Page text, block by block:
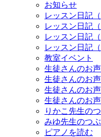
お知らせ
レッスン日記
レッスン日記（
レッスン日記
レッスン日記
教室イベント
生徒さんのお
生徒さんのお声
生徒さんのお
生徒さんのお
りかこ先生の
みゆ先生のつ
ピアノを読む